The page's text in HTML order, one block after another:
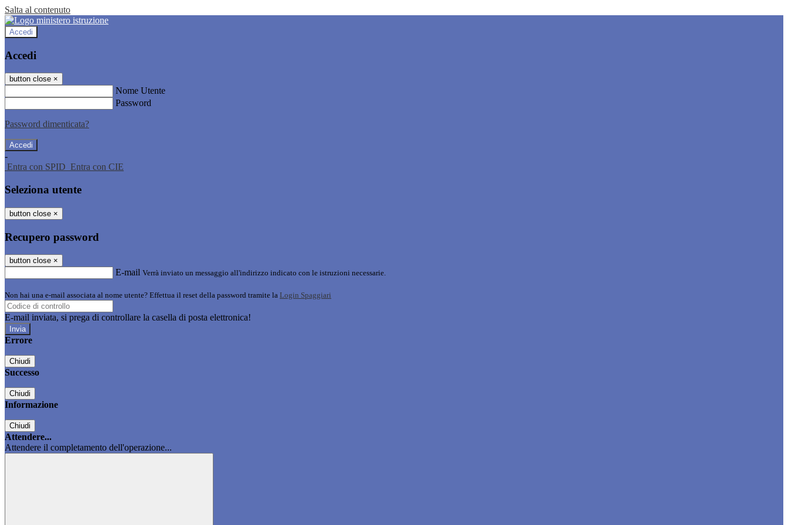
Salta al contenuto
Accedi
Accedi
button close ×
Nome Utente
Password
Password dimenticata?
-
Entra con SPID Entra con CIE
Seleziona utente
button close ×
Recupero password
button close ×
E-mail Verrà inviato un messaggio all'indirizzo indicato con le istruzioni necessarie.
Non hai una e-mail associata al nome utente? Effettua il reset della password tramite la Login Spaggiari
E-mail inviata, si prega di controllare la casella di posta elettronica!
Errore
Chiudi
Successo
Chiudi
Informazione
Chiudi
Attendere...
Attendere il completamento dell'operazione...